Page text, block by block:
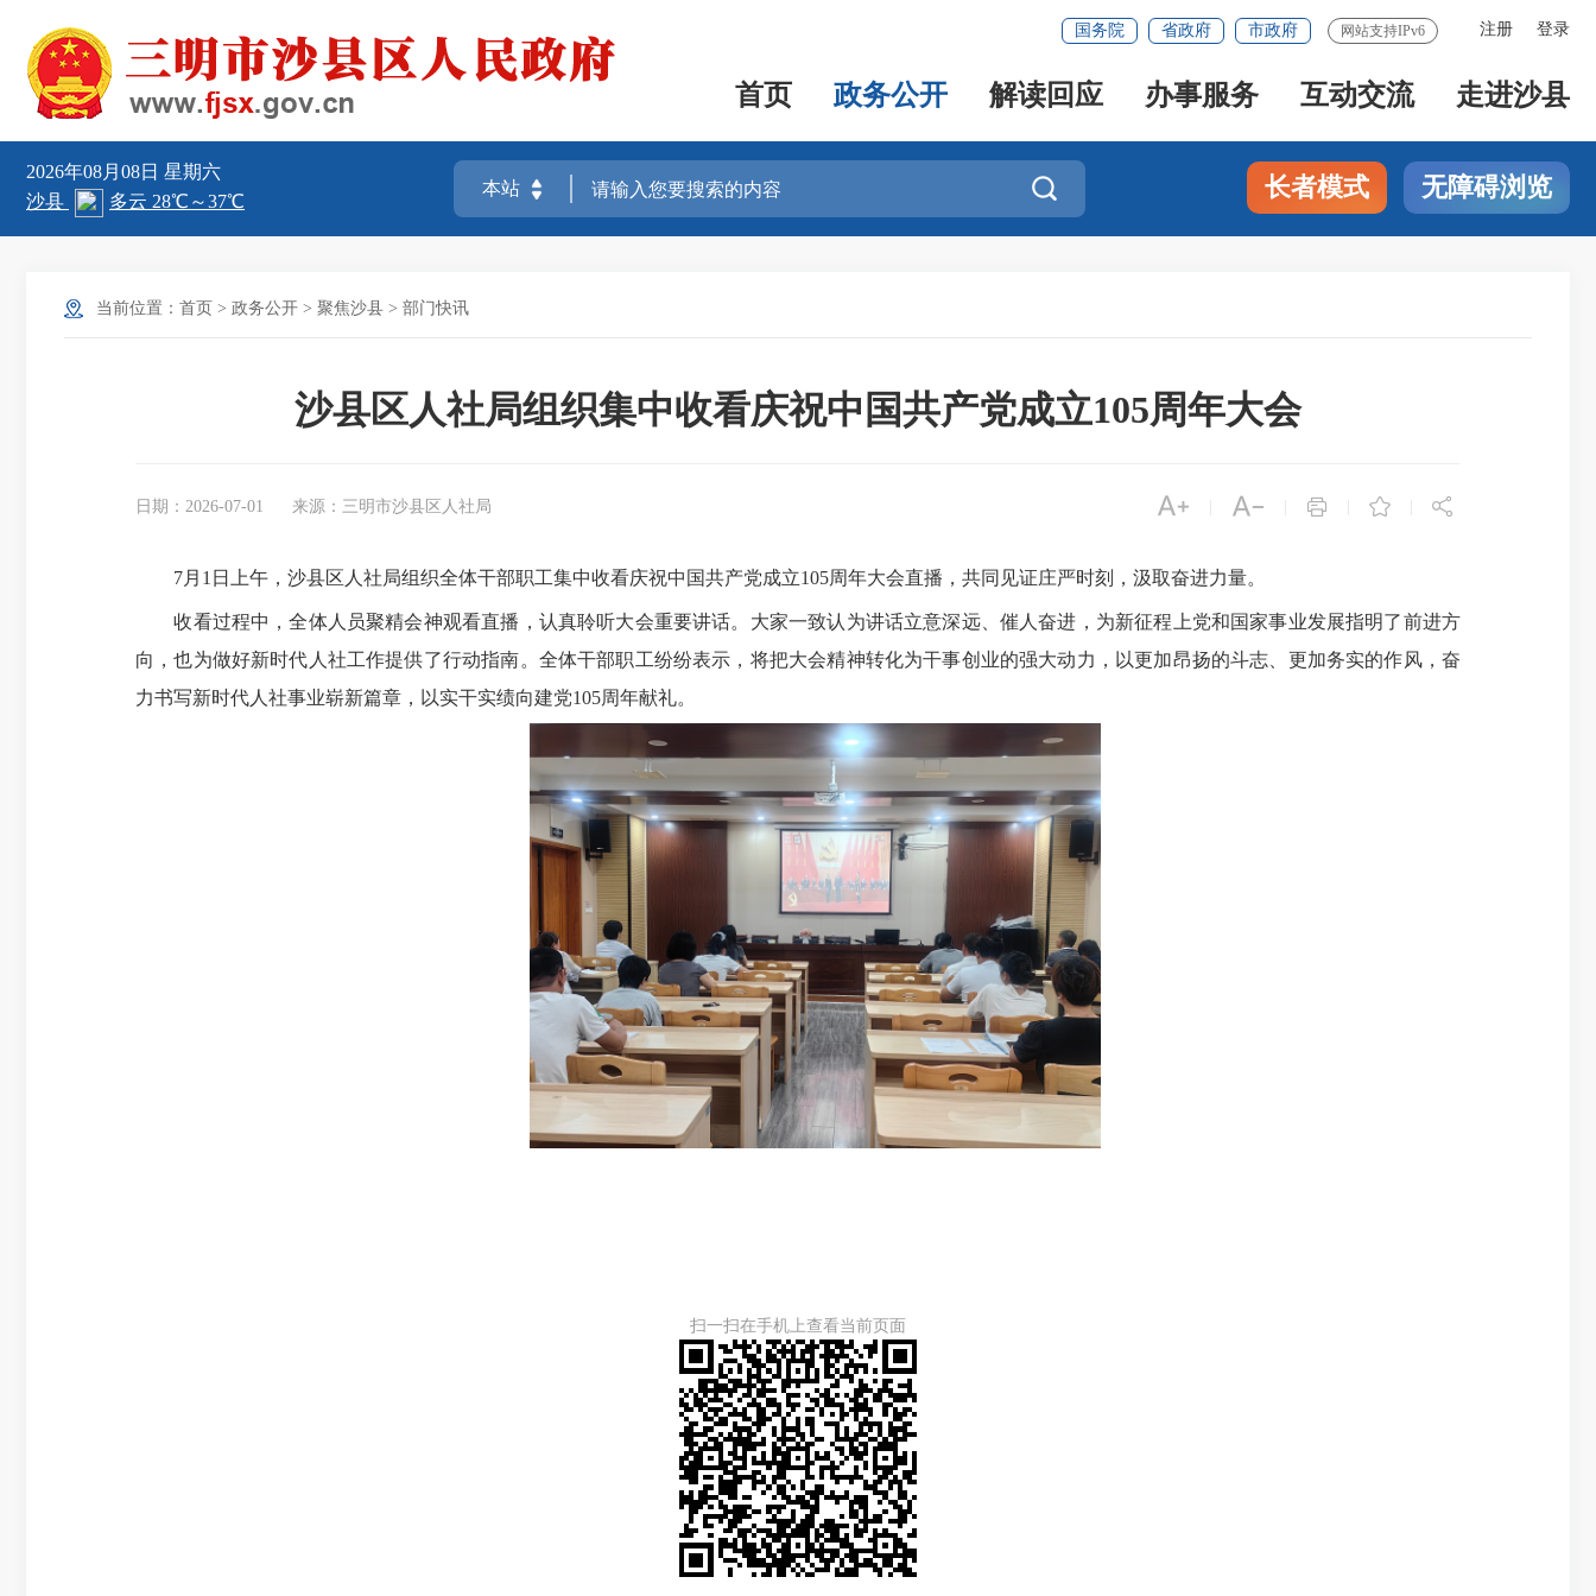
注册 登录
国务院 省政府 市政府 网站支持IPv6
首页 政务公开 解读回应 办事服务 互动交流 走进沙县
2026年08月08日 星期六
 长者模式 无障碍浏览
当前位置： 首页 > 政务公开 > 聚焦沙县 > 部门快讯
沙县区人社局组织集中收看庆祝中国共产党成立105周年大会
日期：2026-07-01 来源：三明市沙县区人社局     
7月1日上午，沙县区人社局组织全体干部职工集中收看庆祝中国共产党成立105周年大会直播，共同见证庄严时刻，汲取奋进力量。
收看过程中，全体人员聚精会神观看直播，认真聆听大会重要讲话。大家一致认为讲话立意深远、催人奋进，为新征程上党和国家事业发展指明了前进方
向，也为做好新时代人社工作提供了行动指南。全体干部职工纷纷表示，将把大会精神转化为干事创业的强大动力，以更加昂扬的斗志、更加务实的作风，奋
力书写新时代人社事业崭新篇章，以实干实绩向建党105周年献礼。
扫一扫在手机上查看当前页面